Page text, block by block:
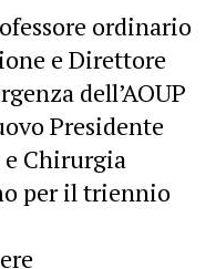
ordinario
e Direttore
dell’AOUP
Presidente
e Chirurgia
per il triennio